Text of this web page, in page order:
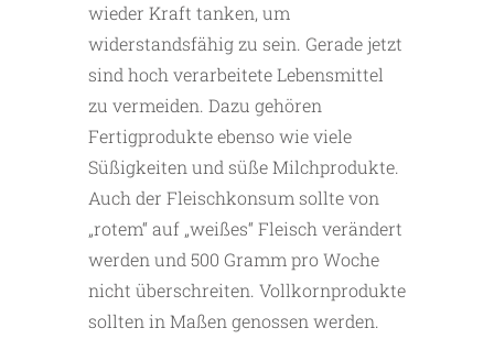
wieder Kraft tanken, um
widerstandsfähig zu sein. Gerade jetzt
sind hoch verarbeitete Lebensmittel
zu vermeiden. Dazu gehören
Fertigprodukte ebenso wie viele
Süßigkeiten und süße Milchprodukte.
Auch der Fleischkonsum sollte von
„rotem“ auf „weißes“ Fleisch verändert
werden und 500 Gramm pro Woche
nicht überschreiten. Vollkornprodukte
sollten in Maßen genossen werden.